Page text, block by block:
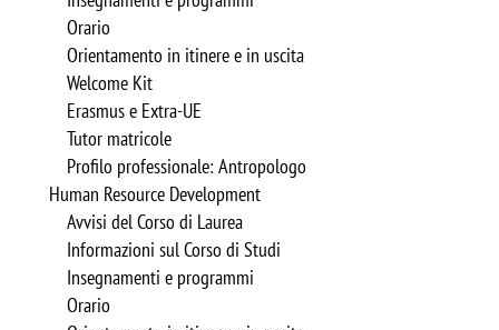
Orario
Orientamento in itinere e in uscita
Welcome Kit
Erasmus e Extra-UE
Tutor matricole
Profilo professionale: Antropologo
Human Resource Development
Avvisi del Corso di Laurea
Informazioni sul Corso di Studi
Insegnamenti e programmi
Orario